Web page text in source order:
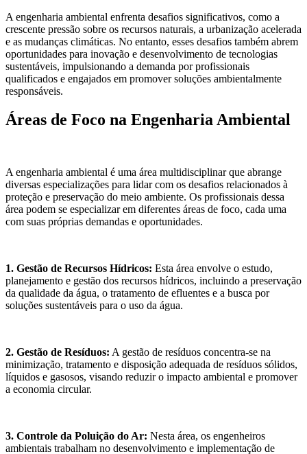
A engenharia ambiental enfrenta desafios significativos, como a
crescente pressão sobre os recursos naturais, a urbanização acelerada
e as mudanças climáticas. No entanto, esses desafios também abrem
oportunidades para inovação e desenvolvimento de tecnologias
sustentáveis, impulsionando a demanda por profissionais
qualificados e engajados em promover soluções ambientalmente
responsáveis.
Áreas de Foco na Engenharia Ambiental
A engenharia ambiental é uma área multidisciplinar que abrange
diversas especializações para lidar com os desafios relacionados à
proteção e preservação do meio ambiente. Os profissionais dessa
área podem se especializar em diferentes áreas de foco, cada uma
com suas próprias demandas e oportunidades.
1. Gestão de Recursos Hídricos: Esta área envolve o estudo,
planejamento e gestão dos recursos hídricos, incluindo a preservação
da qualidade da água, o tratamento de efluentes e a busca por
soluções sustentáveis para o uso da água.
2. Gestão de Resíduos: A gestão de resíduos concentra-se na
minimização, tratamento e disposição adequada de resíduos sólidos,
líquidos e gasosos, visando reduzir o impacto ambiental e promover
a economia circular.
3. Controle da Poluição do Ar: Nesta área, os engenheiros
ambientais trabalham no desenvolvimento e implementação de